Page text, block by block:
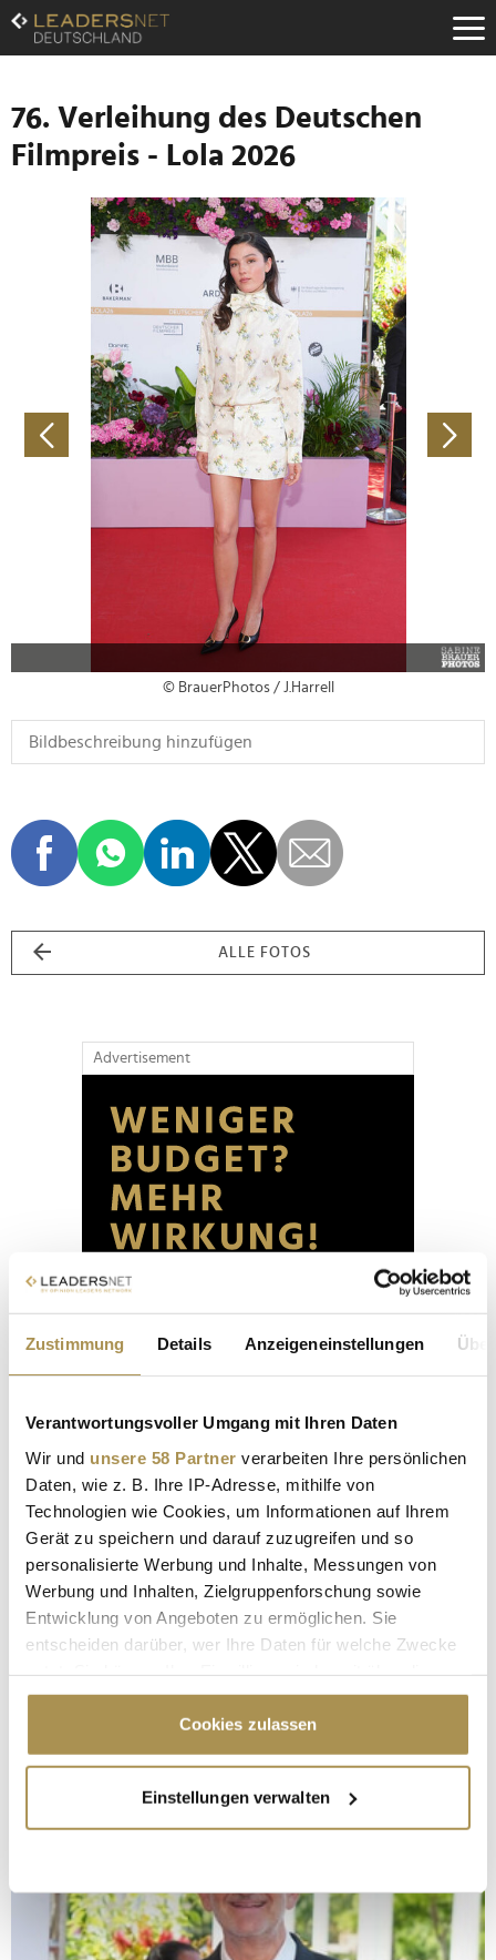
Zustimmung Details Anzeigeneinstellungen
Verantwortungsvoller Umgang mit Ihren Daten
Wir und unsere 58 Partner verarbeiten Ihre persönlichen
Daten, wie z. B. Ihre IP-Adresse, mithilfe von
Technologien wie Cookies, um Informationen auf Ihrem
Gerät zu speichern und darauf zuzugreifen und so
personalisierte Werbung und Inhalte, Messungen von
Werbung und Inhalten, Zielgruppenforschung sowie
Entwicklung von Angeboten zu ermöglichen. Sie
entscheiden darüber, wer Ihre Daten für welche Zwecke
Cookie-Erklärung oder durch Klicken auf das Privacy
Trigger Symbol ändern oder widerrufen
Informationen über Ihre geografische Lage
erfassen, welche bis auf einige Meter genau sein
bestimmten Merkmalen (Fingerprinting) identifizieren
Erfahren Sie mehr darüber, wie Ihre persönlichen Daten
Cookies zulassen
Einstellungen verwalten
Zum
Inhalt
Zur
Navigation
Zur
Hauptnavigation
76. Verleihung des Deutschen
Filmpreis - Lola 2026
© BrauerPhotos / J.Harrell
ALLE FOTOS
Advertisement